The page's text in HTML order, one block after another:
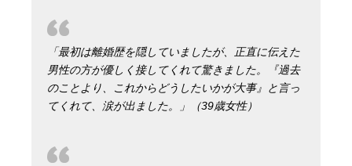
「最初は離婚歴を隠していましたが、正直に伝えた
男性の方が優しく接してくれて驚きました。『過去
のことより、これからどうしたいかが大事』と言っ
てくれて、涙が出ました。」（39歳女性）